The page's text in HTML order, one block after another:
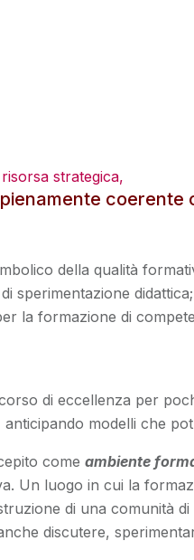
strategica,
della qualità
sperimentazione didattica;
la formazione di
di eccellenza per
modelli che
come ambiente
Un luogo in cui la
di una comunità
discutere,